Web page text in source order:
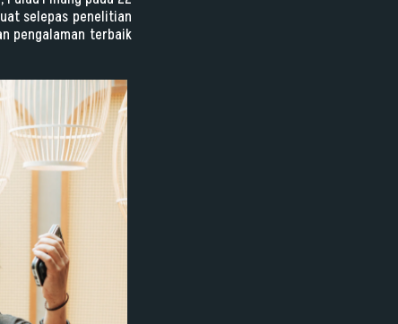
selepas penelitian
pengalaman terbaik